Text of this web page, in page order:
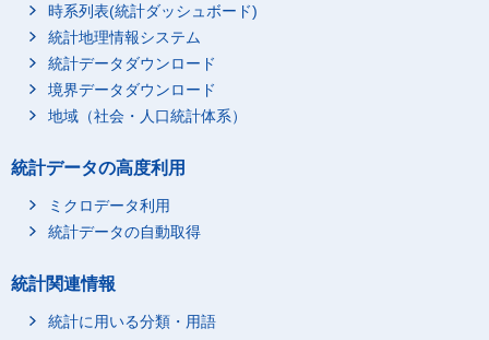
時系列表(統計ダッシュボード)
統計地理情報システム
統計データダウンロード
境界データダウンロード
地域（社会・人口統計体系）
統計データの高度利用
ミクロデータ利用
統計データの自動取得
統計関連情報
統計に用いる分類・用語